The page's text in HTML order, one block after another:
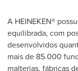
A HEINEKEN®
equilibrada, com
desenvolvidos
mais de 85.000
malterias, fábricas